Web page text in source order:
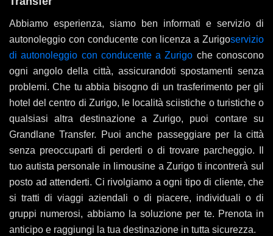
Abbiamo esperienza, siamo ben informati e servizio di
autonoleggio con conducente con licenza a Zurigoservizio
di autonoleggio con conducente a Zurigo che conoscono
ogni angolo della città, assicurandoti spostamenti senza
problemi. Che tu abbia bisogno di un trasferimento per gli
hotel del centro di Zurigo, le località sciistiche o turistiche o
qualsiasi altra destinazione a Zurigo, puoi contare su
Grandlane Transfer. Puoi anche passeggiare per la città
senza preoccuparti di perderti o di trovare parcheggio. Il
tuo autista personale in limousine a Zurigo ti incontrerà sul
posto ad attenderti. Ci rivolgiamo a ogni tipo di cliente, che
si tratti di viaggi aziendali o di piacere, individuali o di
gruppi numerosi, abbiamo la soluzione per te. Prenota in
anticipo e raggiungi la tua destinazione in tutta sicurezza.